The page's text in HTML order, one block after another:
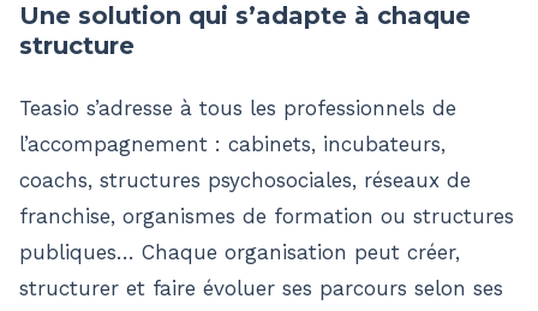
Une solution qui s’adapte à chaque
structure
Teasio s’adresse à tous les professionnels de
l’accompagnement : cabinets, incubateurs,
coachs, structures psychosociales, réseaux de
franchise, organismes de formation ou structures
publiques… Chaque organisation peut créer,
structurer et faire évoluer ses parcours selon ses